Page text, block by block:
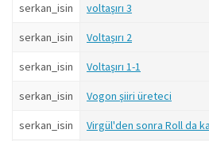
serkan_isin voltaşırı 3
serkan_isin Voltaşırı 2
serkan_isin Voltaşırı 1-1
serkan_isin Vogon şiiri üreteci
serkan_isin Virgül'den sonra Roll da